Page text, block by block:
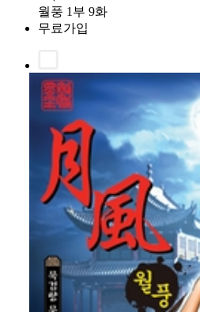
월풍 1부 9화
무료가입